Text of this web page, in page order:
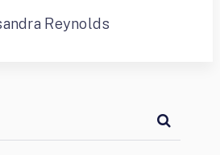
Reynolds